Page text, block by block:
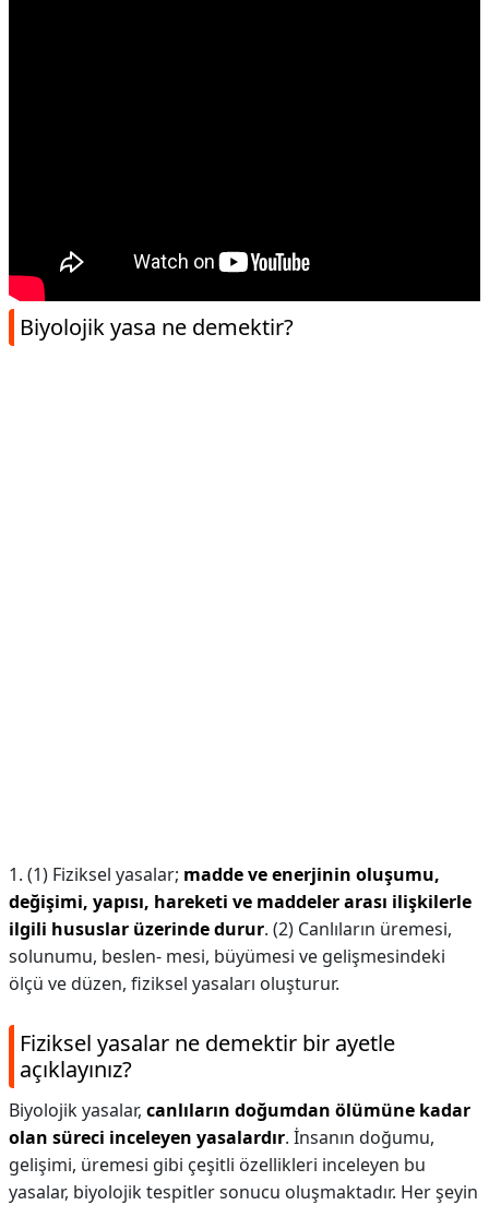
Biyolojik yasa ne demektir?
1. (1) Fiziksel yasalar; madde ve enerjinin oluşumu,
değişimi, yapısı, hareketi ve maddeler arası ilişkilerle
ilgili hususlar üzerinde durur. (2) Canlıların üremesi,
solunumu, beslen- mesi, büyümesi ve gelişmesindeki
ölçü ve düzen, fiziksel yasaları oluşturur.
Fiziksel yasalar ne demektir bir ayetle
açıklayınız?
Biyolojik yasalar, canlıların doğumdan ölümüne kadar
olan süreci inceleyen yasalardır. İnsanın doğumu,
gelişimi, üremesi gibi çeşitli özellikleri inceleyen bu
yasalar, biyolojik tespitler sonucu oluşmaktadır. Her şeyin